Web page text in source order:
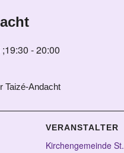
-20:00
Taizé-Andacht
VERANSTALTER
Kirchengemeinde St.